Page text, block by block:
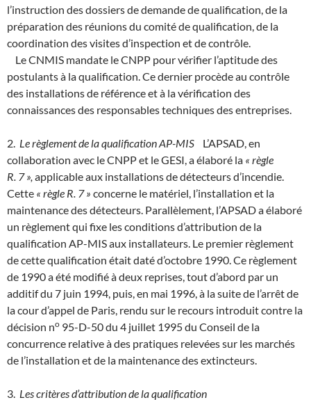
l’instruction des dossiers de demande de qualification, de la
préparation des réunions du comité de qualification, de la
coordination des visites d’inspection et de contrôle.
Le CNMIS mandate le CNPP pour vérifier l’aptitude des
postulants à la qualification. Ce dernier procède au contrôle
des installations de référence et à la vérification des
connaissances des responsables techniques des entreprises.
2. Le règlement de la qualification AP-MIS L’APSAD, en
collaboration avec le CNPP et le GESI, a élaboré la « règle
R. 7 », applicable aux installations de détecteurs d’incendie.
Cette « règle R. 7 » concerne le matériel, l’installation et la
maintenance des détecteurs. Parallèlement, l’APSAD a élaboré
un règlement qui fixe les conditions d’attribution de la
qualification AP-MIS aux installateurs. Le premier règlement
de cette qualification était daté d’octobre 1990. Ce règlement
de 1990 a été modifié à deux reprises, tout d’abord par un
additif du 7 juin 1994, puis, en mai 1996, à la suite de l’arrêt de
la cour d’appel de Paris, rendu sur le recours introduit contre la
décision no 95-D-50 du 4 juillet 1995 du Conseil de la
concurrence relative à des pratiques relevées sur les marchés
de l’installation et de la maintenance des extincteurs.
3. Les critères d’attribution de la qualification